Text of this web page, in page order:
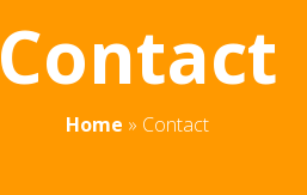
Contact
Home » Contact